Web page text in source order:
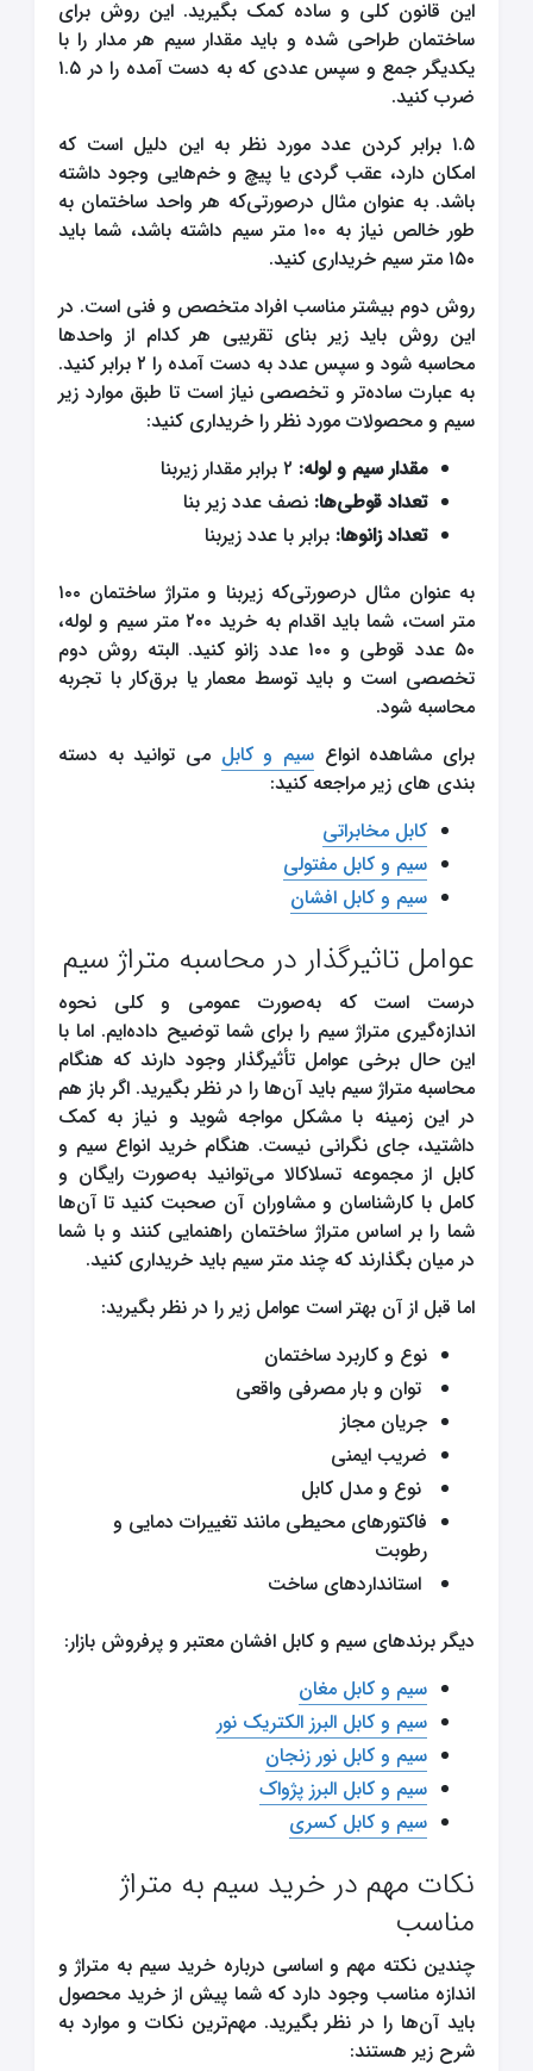
این قانون کلی و ساده کمک بگیرید. این روش برای
ساختمان طراحی شده و باید مقدار سیم هر مدار را با
یکدیگر جمع و سپس عددی که به دست آمده را در ۱.۵
ضرب کنید.
۱.۵ برابر کردن عدد مورد نظر به این دلیل است که
امکان دارد، عقب گردی یا پیچ و خم‌هایی وجود داشته
باشد. به عنوان مثال درصورتی‌که هر واحد ساختمان به
طور خالص نیاز به ۱۰۰ متر سیم داشته باشد، شما باید
۱۵۰ متر سیم خریداری کنید.
روش دوم بیشتر مناسب افراد متخصص و فنی است. در
این روش باید زیر بنای تقریبی هر کدام از واحدها
محاسبه شود و سپس عدد به دست آمده را ۲ برابر کنید.
به عبارت ساده‌تر و تخصصی نیاز است تا طبق موارد زیر
سیم و محصولات مورد نظر را خریداری کنید:
مقدار سیم و لوله:
تعداد قوطی‌ها: نصف عدد زیر بنا
تعداد زانوها: برابر با عدد زیربنا
به عنوان مثال درصورتی‌که زیربنا و متراژ ساختمان ۱۰۰
متر است، شما باید اقدام به خرید ۲۰۰ متر سیم و لوله،
۵۰ عدد قوطی و ۱۰۰ عدد زانو کنید. البته روش دوم
تخصصی است و باید توسط معمار یا برق‌کار با تجربه
محاسبه شود.
برای مشاهده انواع سیم و کابل می توانید به دسته
بندی های زیر مراجعه کنید:
کابل مخابراتی
سیم و کابل مفتولی
سیم و کابل افشان
عوامل تاثیرگذار در محاسبه متراژ سیم
درست است که به‌صورت عمومی و کلی نحوه
اندازه‌گیری متراژ سیم را برای شما توضیح داده‌ایم. اما با
این حال برخی عوامل تأثیرگذار وجود دارند که هنگام
محاسبه متراژ سیم باید آن‌ها را در نظر بگیرید. اگر باز هم
در این زمینه با مشکل مواجه شوید و نیاز به کمک
داشتید، جای نگرانی نیست. هنگام خرید انواع سیم و
کابل از مجموعه تسلاکالا می‌توانید به‌صورت رایگان و
کامل با کارشناسان و مشاوران آن صحبت کنید تا آن‌ها
شما را بر اساس متراژ ساختمان راهنمایی کنند و با شما
در میان بگذارند که چند متر سیم باید خریداری کنید.
اما قبل از آن بهتر است عوامل زیر را در نظر بگیرید:
نوع و کاربرد ساختمان
توان و بار مصرفی واقعی
جریان مجاز
ضریب ایمنی
نوع و مدل کابل
فاکتورهای محیطی مانند تغییرات دمایی و
رطوبت
استانداردهای ساخت
دیگر برندهای سیم و کابل افشان معتبر و پرفروش بازار:
سیم و کابل مغان
سیم و کابل البرز الکتریک نور
سیم و کابل نور زنجان
سیم و کابل البرز پژواک
سیم و کابل کسری
نکات مهم در خرید سیم به متراژ
مناسب
چندین نکته مهم و اساسی درباره خرید سیم به متراژ و
اندازه مناسب وجود دارد که شما پیش از خرید محصول
باید آن‌ها را در نظر بگیرید. مهم‌ترین نکات و موارد به
شرح زیر هستند: